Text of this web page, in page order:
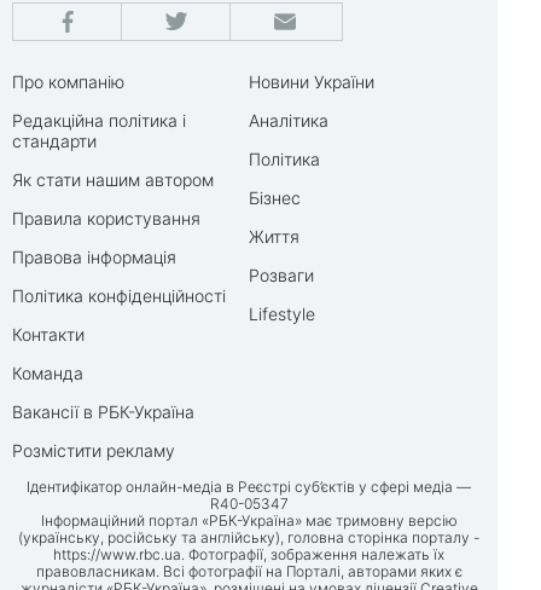
Про компанію
Редакційна політика і
стандарти
Як стати нашим автором
Правила користування
Правова інформація
Політика конфіденційності
Контакти
Команда
Вакансії в РБК-Україна
Розмістити рекламу
Новини України
Аналітика
Політика
Бізнес
Життя
Розваги
Lifestyle
Ідентифікатор онлайн-медіа в Реєстрі суб’єктів у сфері медіа —
R40-05347
Інформаційний портал «РБК-Україна» має тримовну версію
(українську, російську та англійську), головна сторінка порталу -
https://www.rbc.ua. Фотографії, зображення належать їх
правовласникам. Всі фотографії на Порталі, авторами яких є